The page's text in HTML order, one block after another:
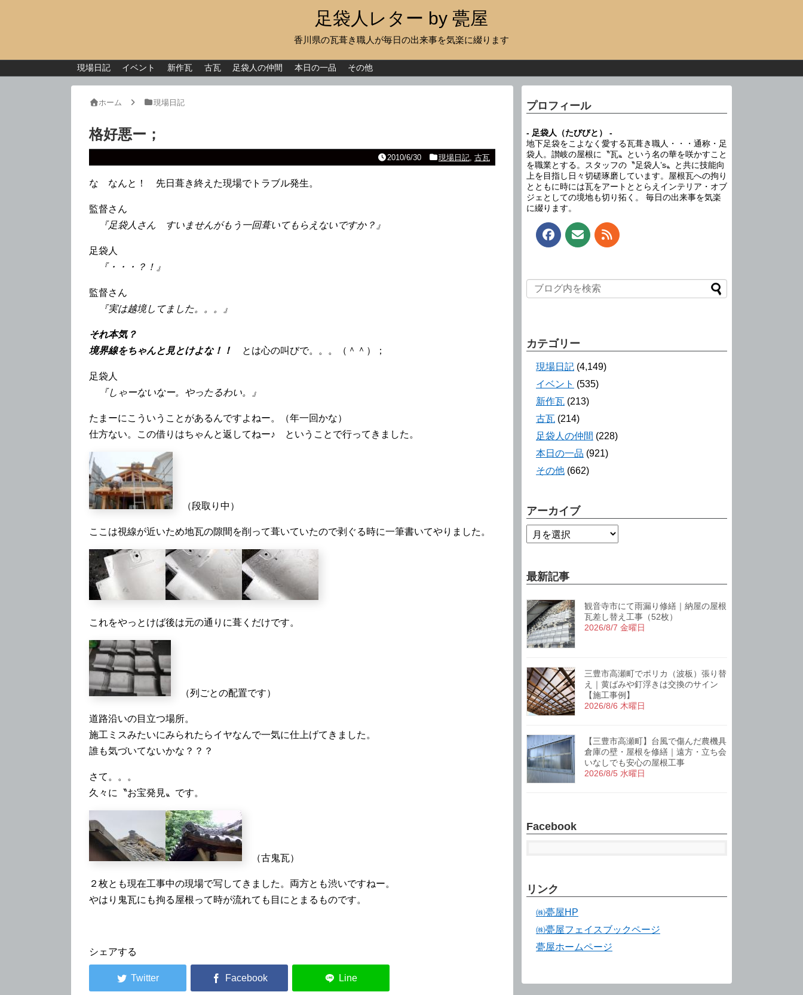
足袋人レター by 甍屋
香川県の瓦葺き職人が毎日の出来事を気楽に綴ります
現場日記 イベント 新作瓦 古瓦 足袋人の仲間 本日の一品 その他
ホーム 現場日記
格好悪ー；
2010/6/30 現場日記, 古瓦
な なんと！ 先日葺き終えた現場でトラブル発生。
監督さん
『足袋人さん すいませんがもう一回葺いてもらえないですか？』
足袋人
『・・・？！』
監督さん
『実は越境してました。。。』
それ本気？
境界線をちゃんと見とけよな！！
とは心の叫びで。。。（＾＾）；
足袋人
『しゃーないなー。やったるわい。』
たまーにこういうことがあるんですよねー。（年一回かな）
仕方ない。この借りはちゃんと返してねー♪ ということで行ってきました。
（段取り中）
ここは視線が近いため地瓦の隙間を削って葺いていたので剥ぐる時に一筆書いてやりました。
これをやっとけば後は元の通りに葺くだけです。
（列ごとの配置です）
道路沿いの目立つ場所。
施工ミスみたいにみられたらイヤなんで一気に仕上げてきました。
誰も気づいてないかな？？？
さて。。。
久々に〝お宝発見〟です。
（古鬼瓦）
２枚とも現在工事中の現場で写してきました。両方とも渋いですねー。
やはり鬼瓦にも拘る屋根って時が流れても目にとまるものです。
シェアする
プロフィール
- 足袋人（たびびと） -
地下足袋をこよなく愛する瓦葺き職人・・・通称・足
袋人。讃岐の屋根に〝瓦〟という名の華を咲かすこと
を職業とする。スタッフの〝足袋人’s〟と共に技能向
上を目指し日々切磋琢磨しています。屋根瓦への拘り
とともに時には瓦をアートととらえインテリア・オブ
ジェとしての境地も切り拓く。 毎日の出来事を気楽
に綴ります。
カテゴリー
現場日記 (4,149)
イベント (535)
新作瓦 (213)
古瓦 (214)
足袋人の仲間 (228)
本日の一品 (921)
その他 (662)
アーカイブ
最新記事
観音寺市にて雨漏り修繕｜納屋の屋根
瓦差し替え工事（52枚）
2026/8/7 金曜日
三豊市高瀬町でポリカ（波板）張り替
え｜黄ばみや釘浮きは交換のサイン
【施工事例】
2026/8/6 木曜日
【三豊市高瀬町】台風で傷んだ農機具
倉庫の壁・屋根を修繕｜遠方・立ち会
いなしでも安心の屋根工事
2026/8/5 水曜日
Facebook
リンク
㈱甍屋HP
㈱甍屋フェイスブックページ
甍屋ホームページ
現場日記
イベント
本日の一品